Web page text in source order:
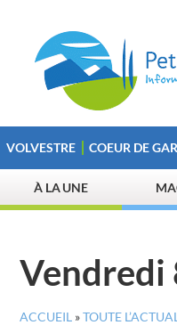
VOLVESTRE COEUR DE
À LA UNE
Vendredi
ACCUEIL »TOUTE